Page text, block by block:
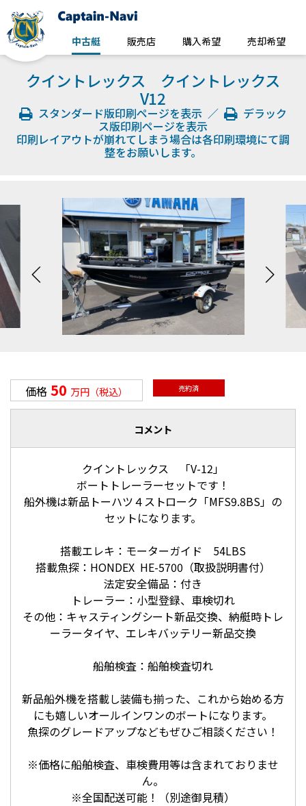
中古艇 販売店 購入希望 売却希望
クイントレックス クイントレックス
V12
スタンダード版印刷ページを表示 ／
デラック
ス版印刷ページを表示
印刷レイアウトが崩れてしまう場合は各印刷環境にて調
整をお願いします。
価格 50 万円（税込） 売約済
コメント
クイントレックス 「V-12」
ボートトレーラーセットです！
船外機は新品トーハツ４ストローク「MFS9.8BS」の
セットになります。
搭載エレキ：モーターガイド 54LBS
搭載魚探：HONDEX HE-5700（取扱説明書付）
法定安全備品：付き
トレーラー：小型登録、車検切れ
その他：キャスティングシート新品交換、納艇時トレ
ーラータイヤ、エレキバッテリー新品交換
船舶検査：船舶検査切れ
新品船外機を搭載し装備も揃った、これから始める方
にも嬉しいオールインワンのボートになります。
魚探のグレードアップなどもぜひご相談ください！
※価格に船舶検査、車検費用等は含まれておりませ
ん。
※全国配送可能！（別途御見積）